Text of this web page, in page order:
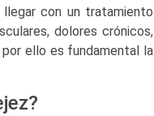
con un tratamiento
dolores crónicos,
ello es fundamental la